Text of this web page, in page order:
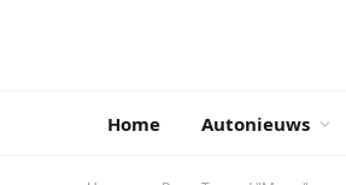
Home Autonieuws